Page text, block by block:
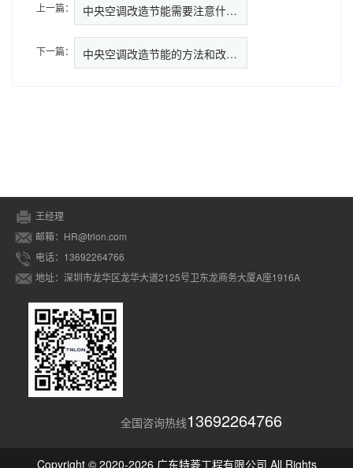
上一篇： 中央空调改造节能需要注意什么,…
下一篇： 中央空调改造节能的方法和改造思
王经理
邮箱：HR@trlon.com
电话：13692264766
地址：深圳市龙华区龙华大道2125号卫东龙商务大厦A座1916A
全国咨询热线13692264766
Copyright © 2020-2026 广东特菱工程有限公司 All Rights